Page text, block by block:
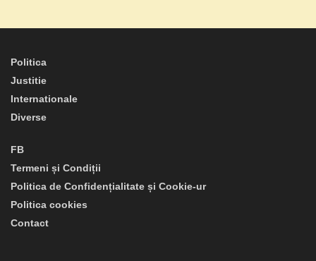
Politica
Justitie
Internationale
Diverse
FB
Termeni și Condiții
Politica de Confidențialitate și Cookie-ur
Politica cookies
Contact